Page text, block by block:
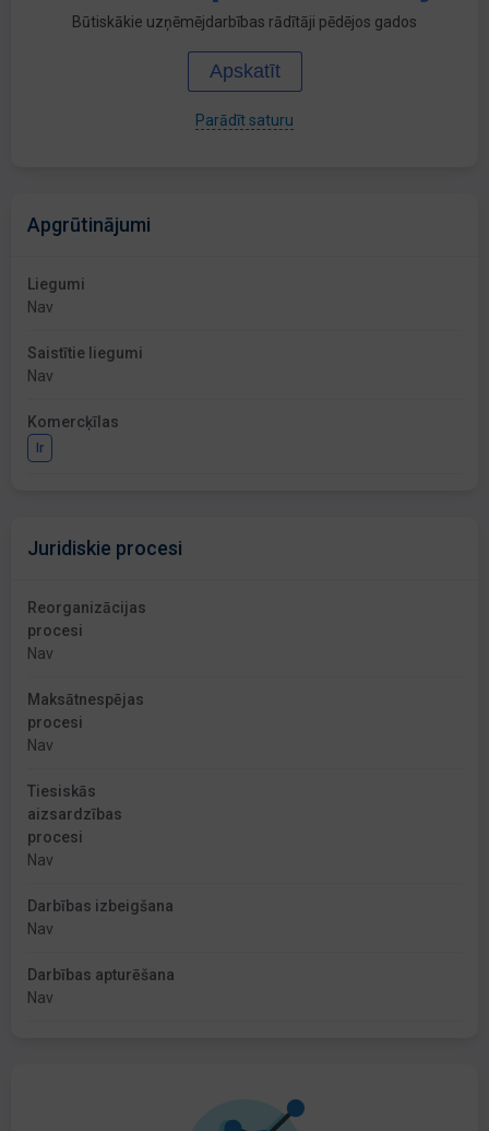
Būtiskākie uzņēmējdarbības rādītāji pēdējos gados
Apskatīt
Parādīt saturu
Apgrūtinājumi
Liegumi
Nav
Saistītie liegumi
Nav
Komercķīlas
Ir
Juridiskie procesi
Reorganizācijas
procesi
Nav
Maksātnespējas
procesi
Nav
Tiesiskās
aizsardzības
procesi
Nav
Darbības izbeigšana
Nav
Darbības apturēšana
Nav